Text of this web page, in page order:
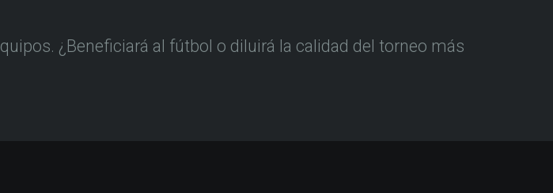
¿Beneficiará al fútbol o diluirá la calidad del torneo más